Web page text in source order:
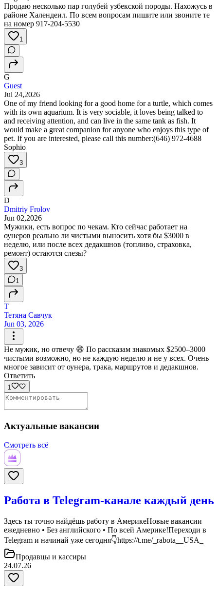
Продаю несколько пар голубей узбекской породы. Нахожусь в
районе Халендеил. По всем вопросам пишите или звоните те
на номер 917-204-5530
1
G
Guest
Jul 24,2026
One of my friend looking for a good home for a turtle, which comes
with its own aquarium. It is very sociable, it loves being talked to
and receiving attention, and can live in the same tank as fish. It
would make a great companion for anyone who enjoys this type of
pet. If you are interested, please call this number:(646) 972-4688
Sophio
3
D
Dmitriy Frolov
Jun 02,2026
Мужики, есть вопрос по чекам. Кто сейчас работает на
оунеров реально ли чистыми выносить хотя бы $3000 в
неделю, или после всех дедакшнов (топливо, страховка,
ремонт) остаются слезы?
3
1
Т
Тетяна Савчук
Jun 03, 2026
Не мужик, но отвечу 😄 По рассказам знакомых $2500–3000
чистыми возможно, но не каждую неделю и не у всех. Очень
многое зависит от оунера, трака, маршрутов и дедакшнов.
Ответить
1
Актуальные вакансии
Смотреть всё
Работа в Telegram-канале каждый день
Здесь ты точно найдёшь работу в АмерикеНовые вакансии
ежедневно • Без английского • По всей Америке!Переходи в
Telegram и начинай уже сегодня👇https://t.me/_rabota__USA_
Продавцы и кассиры
24.07.26